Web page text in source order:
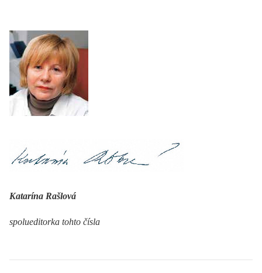
Katarína Rašlová
spolueditorka tohto čísla